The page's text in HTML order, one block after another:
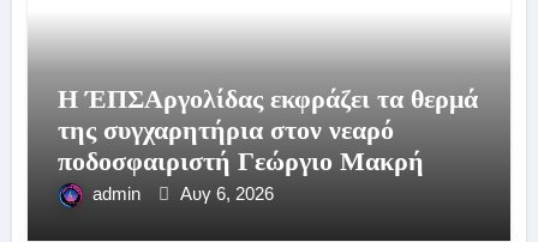
Η ΈΠΣΑργολίδας εκφράζει τα θερμά
της συγχαρητήρια στον νεαρό
ποδοσφαιριστή Γεώργιο Μακρή
admin Αυγ 6, 2026